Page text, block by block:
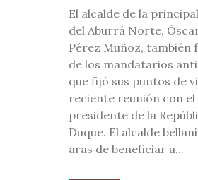
El alcalde de la
del Aburrá Norte,
Pérez Muñoz, también
de los mandatarios
que fijó sus puntos de
reciente reunión con el
presidente de la
Duque. El alcalde
aras de beneficiar a...